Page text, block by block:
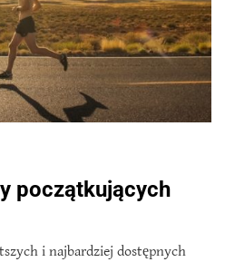
początkujących
i najbardziej dostępnych